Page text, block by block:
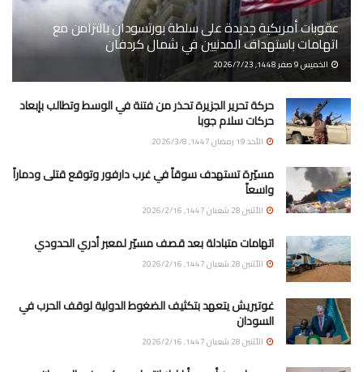
عقوبات أمريكية جديدة على سلطة بورتسودان بالتزامن مع
اتهامات باستهداف المدنيين في شمال كردفان
الخميس 9 صفر 1448, 2026/7/23
حركة تحرير الجزيرة تحذر من فتنة في الوسط وتطالب بإبعاد
حركات سلام جوبا
الأحد 19 رمضان 1447, 2026/3/8
مسيّرة تستهدف سوقاً في غرب دارفور وتوقع قتلى ودماراً
واسعاً
الأثنين 28 شعبان 1447, 2026/2/16
اتهامات متبادلة بعد قصف مسيّر لمعبر أدري الحدودي
الأثنين 28 شعبان 1447, 2026/2/16
غوتيريش يتعهد بتكثيف الضغوط الدولية لوقف الحرب في
السودان
الأثنين 28 شعبان 1447, 2026/2/16